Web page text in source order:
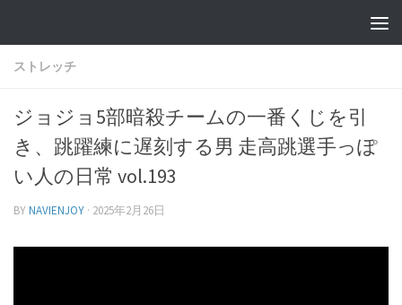
ストレッチ
ジョジョ5部暗殺チームの一番くじを引
き、跳躍練に遅刻する男 走高跳選手っぽ
い人の日常 vol.193
BYNAVIENJOY · 2025年2月26日